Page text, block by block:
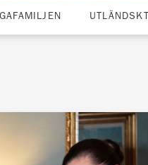
UTLÄNDSKT